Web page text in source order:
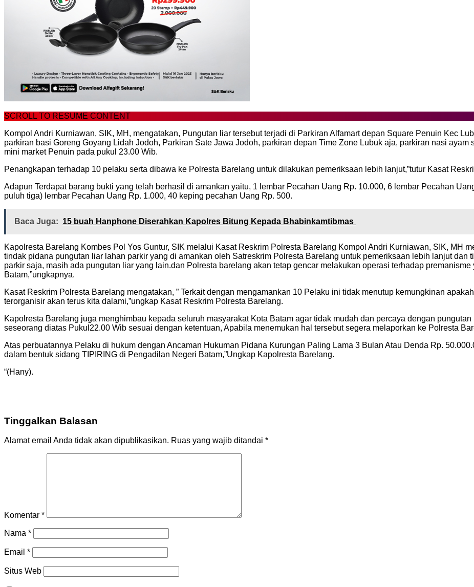
SCROLL TO RESUME CONTENT
Kompol Andri Kurniawan, SIK, MH, mengatakan, Pungutan liar tersebut terjadi di Parkiran Alfamart depan Square Penuin Kec
parkiran basi Goreng Goyang Lidah Jodoh, Parkiran Sate Jawa Jodoh, parkiran depan Time Zone Lubuk aja, parkiran nasi
mini market Penuin pada pukul 23.00 Wib.
Penangkapan terhadap 10 pelaku serta dibawa ke Polresta Barelang untuk dilakukan pemeriksaan lebih lanjut,”tutur Kasat
Adapun Terdapat barang bukti yang telah berhasil di amankan yaitu, 1 lembar Pecahan Uang Rp. 10.000, 6 lembar Pecahan
puluh tiga) lembar Pecahan Uang Rp. 1.000, 40 keping pecahan Uang Rp. 500.
Baca Juga: 15 buah Hanphone Diserahkan Kapolres Bitung Kepada Bhabinkamtibmas
Kapolresta Barelang Kombes Pol Yos Guntur, SIK melalui Kasat Reskrim Polresta Barelang Kompol Andri Kurniawan, SIK, MH
tindak pidana pungutan liar lahan parkir yang di amankan oleh Satreskrim Polresta Barelang untuk pemeriksaan lebih lanjut dan
parkir saja, masih ada pungutan liar yang lain.dan Polresta barelang akan tetap gencar melakukan operasi terhadap
Batam,”ungkapnya.
Kasat Reskrim Polresta Barelang mengatakan, ” Terkait dengan mengamankan 10 Pelaku ini tidak menutup kemungkinan
terorganisir akan terus kita dalami,”ungkap Kasat Reskrim Polresta Barelang.
Kapolresta Barelang juga menghimbau kepada seluruh masyarakat Kota Batam agar tidak mudah dan percaya dengan
seseorang diatas Pukul22.00 Wib sesuai dengan ketentuan, Apabila menemukan hal tersebut segera melaporkan ke Polresta
Atas perbuatannya Pelaku di hukum dengan Ancaman Hukuman Pidana Kurungan Paling Lama 3 Bulan Atau Denda Rp.
dalam bentuk sidang TIPIRING di Pengadilan Negeri Batam,”Ungkap Kapolresta Barelang.
“(Hany).
Tinggalkan Balasan
Alamat email Anda tidak akan dipublikasikan. Ruas yang wajib ditandai *
Komentar *
Nama *
Email *
Situs Web